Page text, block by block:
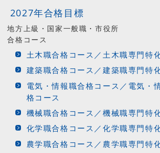
2027年合格目標
地方上級・国家一般職・市役所
合格コース
土木職合格コース／土木職専門特
建築職合格コース／建築職専門特
電気・情報職合格コース／電気・
格コース
機械職合格コース／機械職専門特
化学職合格コース／化学職専門特
農学職合格コース／農学職専門特